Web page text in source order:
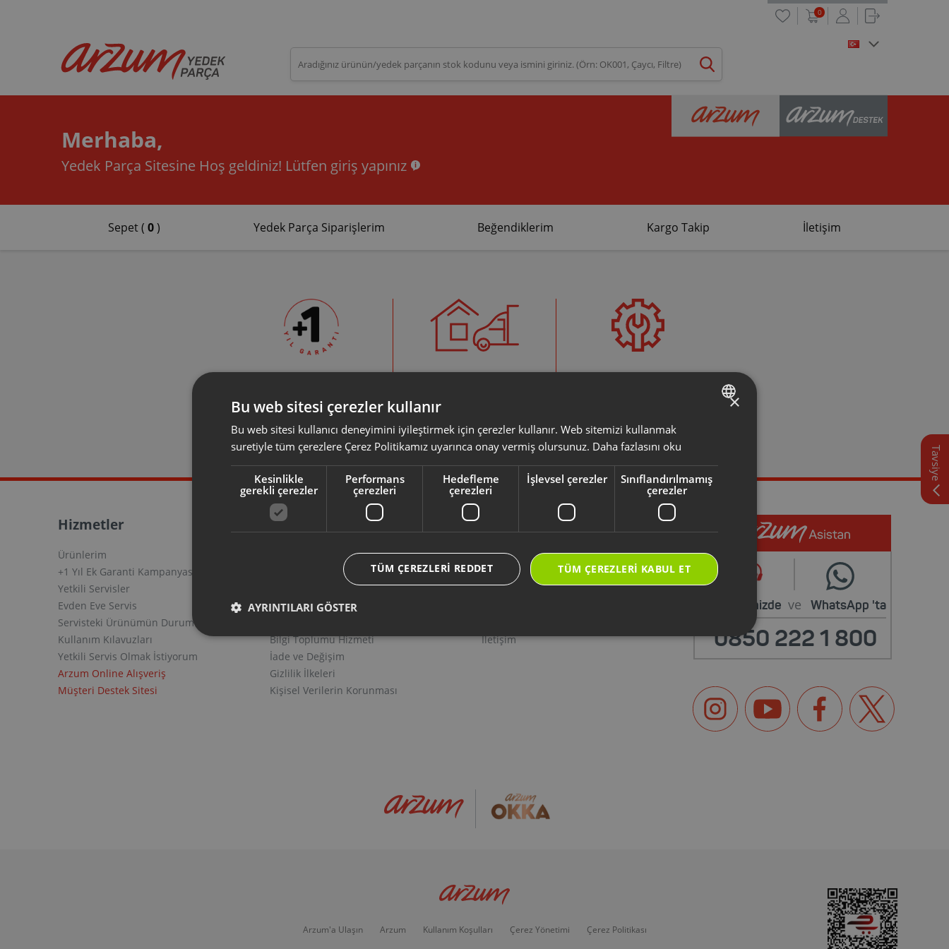
0
Merhaba,
Yedek Parça Sitesine Hoş geldiniz! Lütfen giriş yapınız
Sepet ( 0) Yedek Parça Siparişlerim Beğendiklerim Kargo Takip İletişim
30 gün içinde almış
olduğunuz ürününüzün
garantisini +1 yıl daha
uzatabilirsiniz.
Servise gidecek vaktiniz
yoksa ürününüzü evinizden
alalım
servis olmak için başvuru
yapabilirsiniz.
Hizmetler
Ürünlerim
+1 Yıl Ek Garanti Kampanyası
Yetkili Servisler
Evden Eve Servis
Servisteki Ürünümün Durumu
Kullanım Kılavuzları
Yetkili Servis Olmak İstiyorum
Arzum Online Alışveriş
Müşteri Destek Sitesi
Yardım Konuları
Satınalma Rehberi
Sipariş ve Teslimat
Ödeme
Bilgi Toplumu Hizmeti
İade ve Değişim
Gizlilik İlkeleri
Kişisel Verilerin Korunması
Destek Merkezi
Ürünler
Yedek Parça ve Aksesuar
Servis ve Garanti
İletişim
Web sitemizde ve WhatsApp 'ta
0850 222 1 800
Arzum'a Ulaşın Arzum Kullanım Koşulları Çerez Yönetimi Çerez Politikası
Tavsiye
×
Bu web sitesi çerezler kullanır
Bu web sitesi kullanıcı deneyimini iyileştirmek için çerezler kullanır. Web sitemizi kullanmak
suretiyle tüm çerezlere Çerez Politikamız uyarınca onay vermiş olursunuz. Daha fazlasını oku
Kesinlikle
gerekli çerezler
Performans
çerezleri
Hedefleme
çerezleri
İşlevsel çerezler
Sınıflandırılmamış
çerezler
TÜM ÇEREZLERI KABUL ET
TÜM ÇEREZLERI REDDET
AYRINTILARI GÖSTER